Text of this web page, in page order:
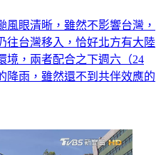
眼清晰，雖然不影響台灣，
往台灣移入，恰好北方有大陸
境，兩者配合之下週六（24
降雨，雖然還不到共伴效應的